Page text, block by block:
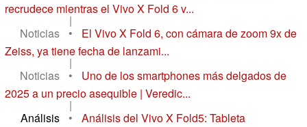
recrudece mientras el Vivo X Fold 6 v...
|
Noticias
•
El Vivo X Fold 6, con cámara de zoom 9x de
Zeiss, ya tiene fecha de lanzami...
|
Noticias
•
Uno de los smartphones más delgados de
2025 a un precio asequible | Veredic...
|
Análisis
•
Análisis del Vivo X Fold5: Tableta